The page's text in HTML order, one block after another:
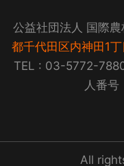
公益社団法人 国際
都千代田区内神田1
TEL : 03-5772-
人番
All